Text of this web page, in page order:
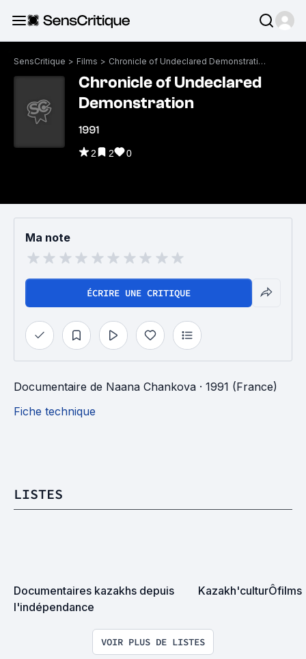
SensCritique > Films > Chronicle of Undeclared Demonstration
Chronicle of Undeclared
Demonstration
1991
2 2 0
Ma note
ÉCRIRE UNE CRITIQUE
Documentaire de Naana Chankova · 1991 (France)
Fiche technique
LISTES
Documentaires kazakhs depuis
l'indépendance
Kazakh'culturÔfilms
VOIR PLUS DE LISTES